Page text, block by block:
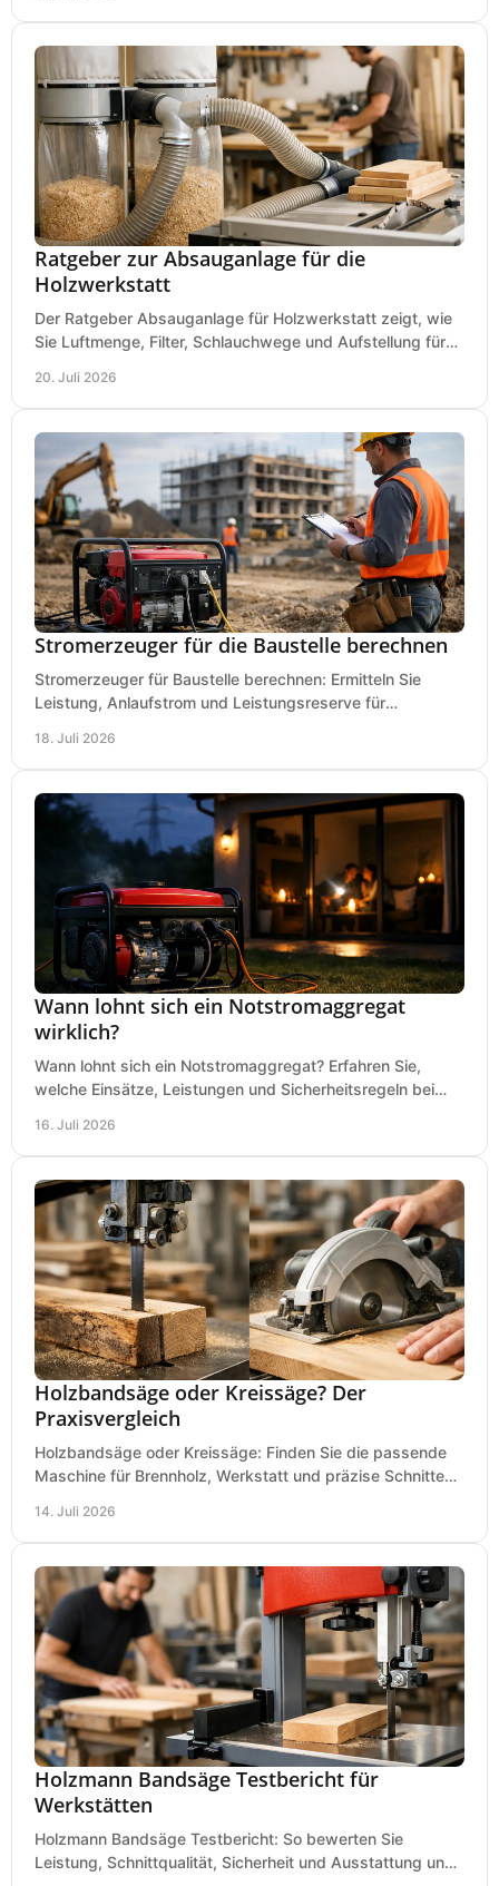
Ratgeber zur Absauganlage für die
Holzwerkstatt
Der Ratgeber Absauganlage für Holzwerkstatt zeigt, wie
Sie Luftmenge, Filter, Schlauchwege und Aufstellung für
20. Juli 2026
Stromerzeuger für die Baustelle berechnen
Stromerzeuger für Baustelle berechnen: Ermitteln Sie
Leistung, Anlaufstrom und Leistungsreserve für
18. Juli 2026
Wann lohnt sich ein Notstromaggregat
wirklich?
Wann lohnt sich ein Notstromaggregat? Erfahren Sie,
welche Einsätze, Leistungen und Sicherheitsregeln bei
16. Juli 2026
Holzbandsäge oder Kreissäge? Der
Praxisvergleich
Holzbandsäge oder Kreissäge: Finden Sie die passende
Maschine für Brennholz, Werkstatt und präzise Schnitte
14. Juli 2026
Holzmann Bandsäge Testbericht für
Werkstätten
Holzmann Bandsäge Testbericht: So bewerten Sie
Leistung, Schnittqualität, Sicherheit und Ausstattung und